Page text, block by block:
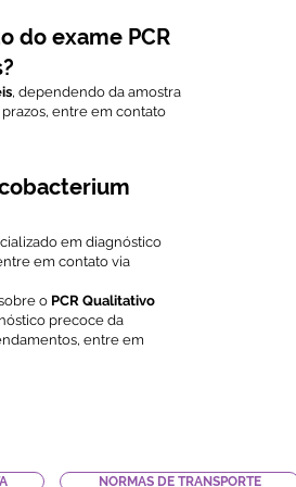
do exame PCR
, dependendo da amostra
entre em contato
em diagnóstico
em contato via
o PCR Qualitativo
precoce da
entre em
NORMAS DE TRANSPORTE